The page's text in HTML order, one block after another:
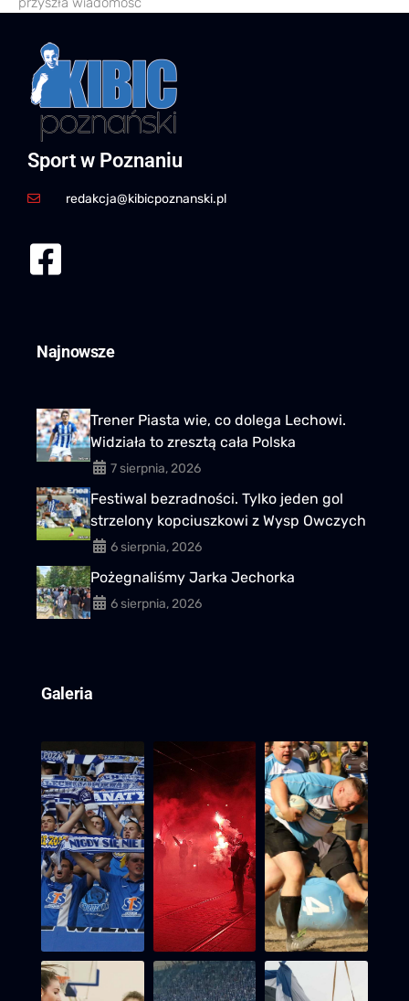
Sport w Poznaniu
redakcja@kibicpoznanski.pl
Najnowsze
Trener Piasta wie, co dolega Lechowi.
Widziała to zresztą cała Polska
7 sierpnia, 2026
Festiwal bezradności. Tylko jeden gol
strzelony kopciuszkowi z Wysp Owczych
6 sierpnia, 2026
Pożegnaliśmy Jarka Jechorka
6 sierpnia, 2026
Galeria